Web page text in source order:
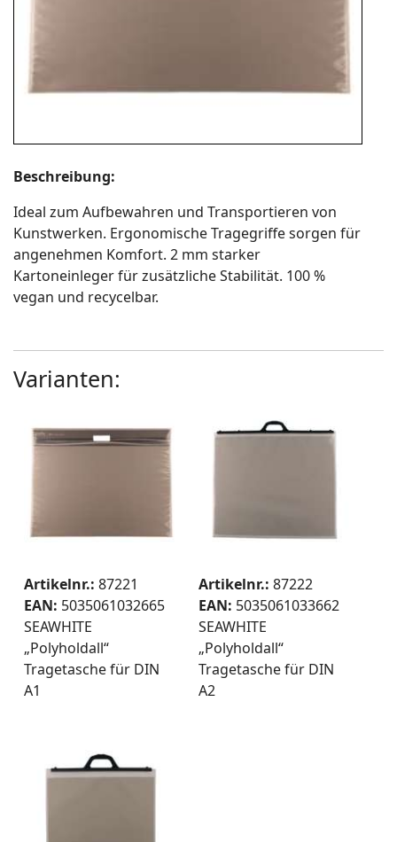
Beschreibung:
Ideal zum Aufbewahren und Transportieren von
Kunstwerken. Ergonomische Tragegriffe sorgen für
angenehmen Komfort. 2 mm starker
Kartoneinleger für zusätzliche Stabilität. 100 %
vegan und recycelbar.
Varianten:
Artikelnr.: 87221
EAN: 5035061032665
SEAWHITE
„Polyholdall“
Tragetasche für DIN
A1
Artikelnr.: 87222
EAN: 5035061033662
SEAWHITE
„Polyholdall“
Tragetasche für DIN
A2